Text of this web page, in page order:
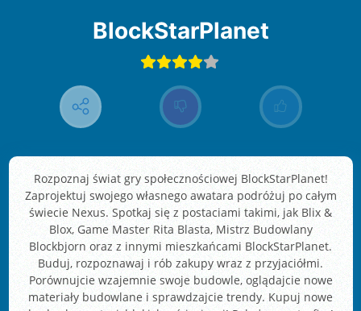
BlockStarPlanet
Rozpoznaj świat gry społecznościowej BlockStarPlanet!
Zaprojektuj swojego własnego awatara podróżuj po całym
świecie Nexus. Spotkaj się z postaciami takimi, jak Blix &
Blox, Game Master Rita Blasta, Mistrz Budowlany
Blockbjorn oraz z innymi mieszkańcami BlockStarPlanet.
Buduj, rozpoznawaj i rób zakupy wraz z przyjaciółmi.
Porównujcie wzajemnie swoje budowle, oglądajcie nowe
materiały budowlane i sprawdzajcie trendy. Kupuj nowe